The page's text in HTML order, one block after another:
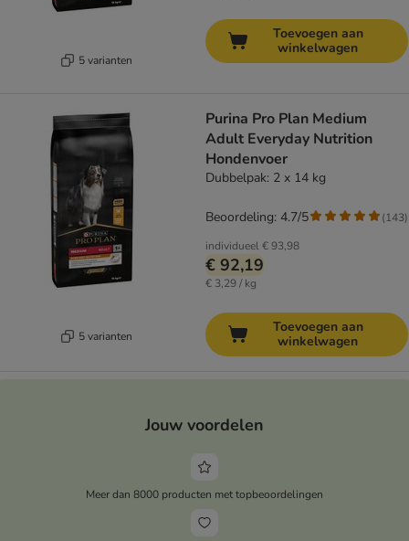
5 varianten
Toevoegen aan
winkelwagen
5 varianten
Purina Pro Plan Medium
Adult Everyday Nutrition
Hondenvoer
Dubbelpak: 2 x 14 kg
individueel€ 93,98
€ 92,19
€ 3,29 / kg
Beoordeling: 4.7/5 (143)
Toevoegen aan
winkelwagen
Jouw voordelen
Meer dan 8000 producten met topbeoordelingen